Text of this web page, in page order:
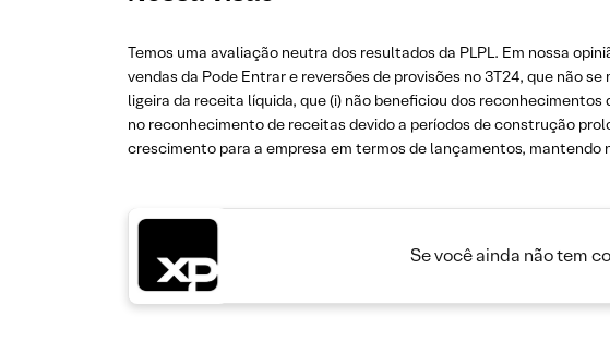
Temos uma avaliação neutra dos resultados da PLPL. Em nossa
vendas da Pode Entrar e reversões de provisões no 3T24, que não
ligeira da receita líquida, que (i) não beneficiou dos
no reconhecimento de receitas devido a períodos de construção
crescimento para a empresa em termos de lançamentos,
Se você ainda não tem